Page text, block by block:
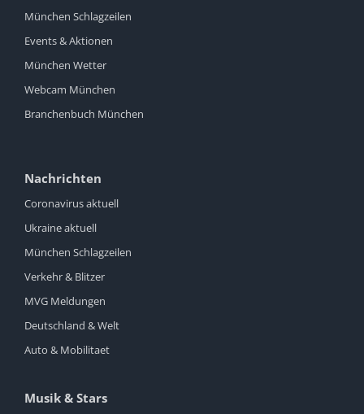
München Schlagzeilen
Events & Aktionen
München Wetter
Webcam München
Branchenbuch München
Nachrichten
Coronavirus aktuell
Ukraine aktuell
München Schlagzeilen
Verkehr & Blitzer
MVG Meldungen
Deutschland & Welt
Auto & Mobilitaet
Musik & Stars